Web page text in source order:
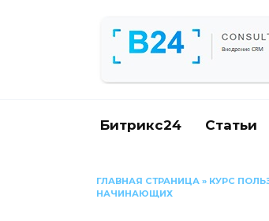
Битрикс24 Статьи
ГЛАВНАЯ СТРАНИЦА » КУРС
НАЧИНАЮЩИХ